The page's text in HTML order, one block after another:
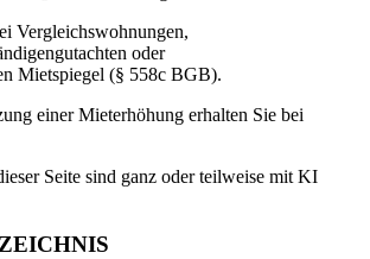
Vergleichswohnungen,
oder
Mietspiegel (§ 558c BGB).
einer Mieterhöhung erhalten Sie bei
Seite sind ganz oder teilweise mit KI